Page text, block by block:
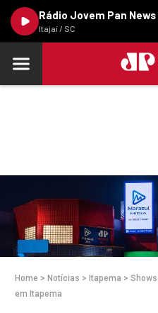
Rádio Jovem Pan News
Itajaí / SC
Home > Notícias > Itapema >
em Itapema